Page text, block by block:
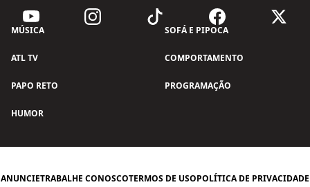
MÚSICA SOFÁ E PIPOCA
ATL TV COMPORTAMENTO
PAPO RETO PROGRAMAÇÃO
HUMOR
ANUNCIETRABALHE CONOSCOTERMOS DE USOPOLÍTICA DE PRIVACIDADE